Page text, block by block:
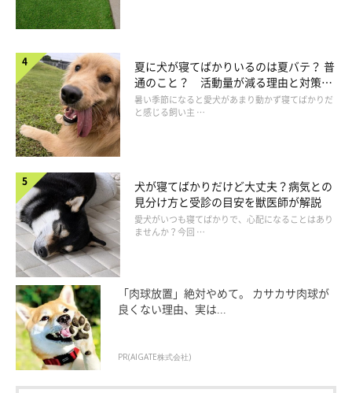
夏に犬が寝てばかりいるのは夏バテ？ 普
通のこと？ 活動量が減る理由と対策と
は
暑い季節になると愛犬があまり動かず寝てばかりだ
と感じる飼い主 …
犬が寝てばかりだけど大丈夫？病気との
見分け方と受診の目安を獣医師が解説
愛犬がいつも寝てばかりで、心配になることはあり
ませんか？今回 …
「肉球放置」絶対やめて。 カサカサ肉球が
良くない理由、実は...
PR(AIGATE株式会社)